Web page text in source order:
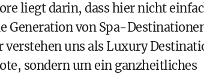
liegt darin, dass hier nicht
Generation von Spa-
uns als Luxury
sondern um ein ganzheitliches